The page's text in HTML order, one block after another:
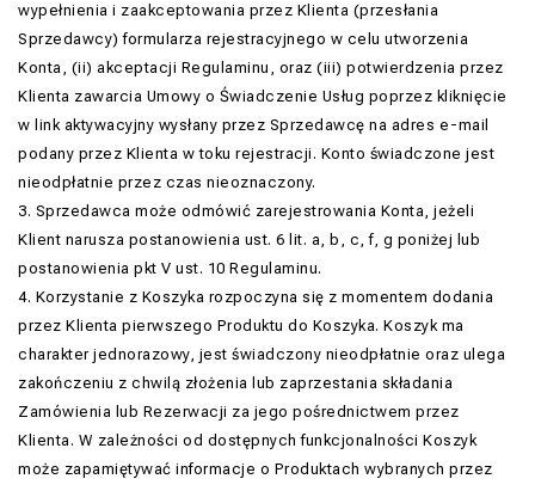
wypełnienia i zaakceptowania przez Klienta (przesłania
Sprzedawcy) formularza rejestracyjnego w celu utworzenia
Konta, (ii) akceptacji Regulaminu, oraz (iii) potwierdzenia przez
Klienta zawarcia Umowy o Świadczenie Usług poprzez kliknięcie
w link aktywacyjny wysłany przez Sprzedawcę na adres e-mail
podany przez Klienta w toku rejestracji. Konto świadczone jest
nieodpłatnie przez czas nieoznaczony.
3. Sprzedawca może odmówić zarejestrowania Konta, jeżeli
Klient narusza postanowienia ust. 6 lit. a, b, c, f, g poniżej lub
postanowienia pkt V ust. 10 Regulaminu.
4. Korzystanie z Koszyka rozpoczyna się z momentem dodania
przez Klienta pierwszego Produktu do Koszyka. Koszyk ma
charakter jednorazowy, jest świadczony nieodpłatnie oraz ulega
zakończeniu z chwilą złożenia lub zaprzestania składania
Zamówienia lub Rezerwacji za jego pośrednictwem przez
Klienta. W zależności od dostępnych funkcjonalności Koszyk
może zapamiętywać informacje o Produktach wybranych przez